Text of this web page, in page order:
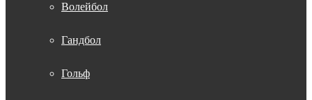
Волейбол
Гандбол
Гольф